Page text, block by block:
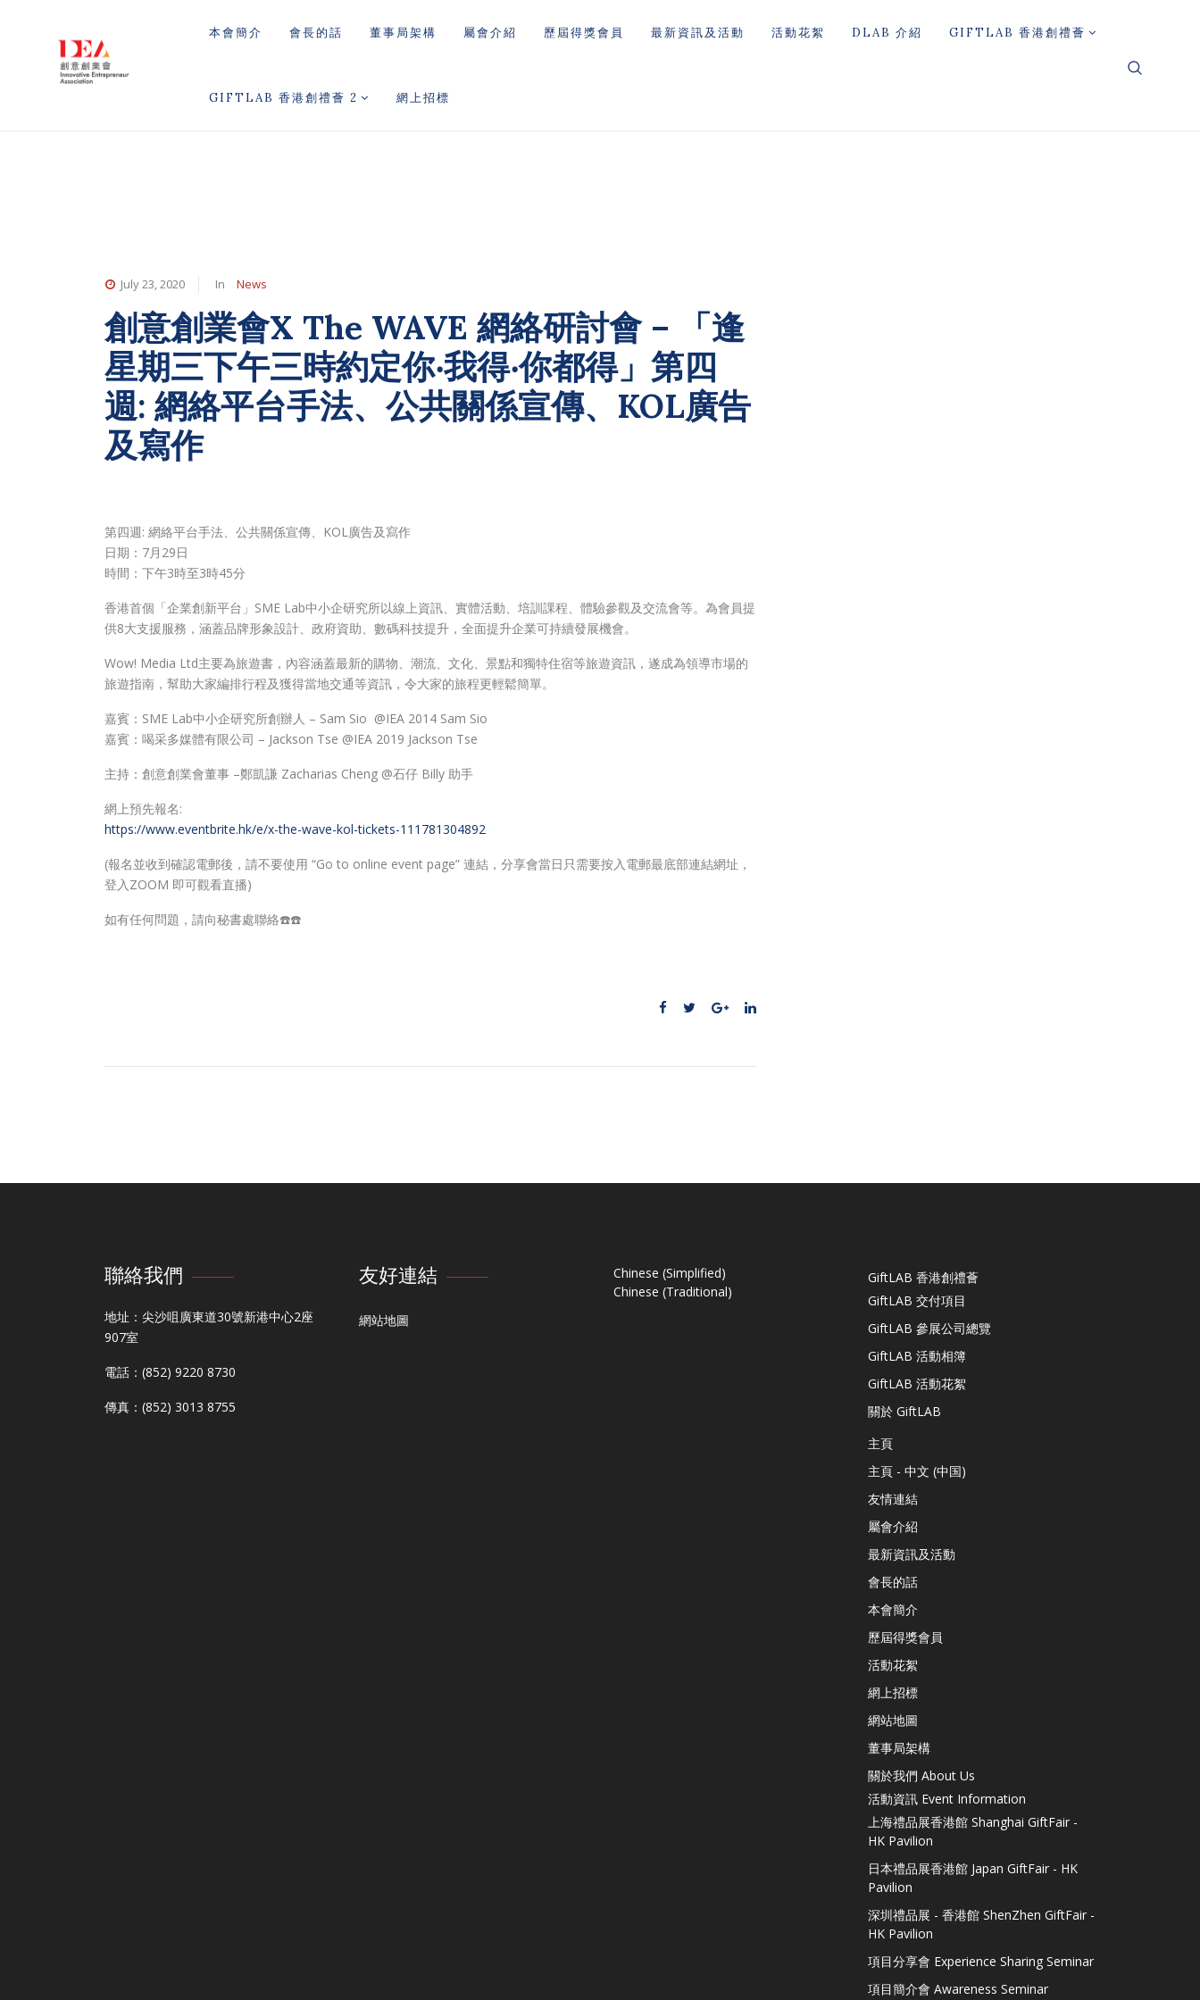
本會簡介 會長的話 董事局架構 屬會介紹 歷屆得獎會員 最新資訊及活動 活動花絮 DLAB 介紹 GIFTLAB 香港創禮薈
GIFTLAB 香港創禮薈 2 網上招標
July 23, 2020 In News
創意創業會X The WAVE 網絡研討會 – 「逢
星期三下午三時約定你‧我得‧你都得」第四
週: 網絡平台手法、公共關係宣傳、KOL廣告
及寫作
第四週: 網絡平台手法、公共關係宣傳、KOL廣告及寫作
日期：7月29日
時間：下午3時至3時45分
香港首個「企業創新平台」SME Lab中小企研究所以線上資訊、實體活動、培訓課程、體驗參觀及交流會等。為會員提
供8大支援服務，涵蓋品牌形象設計、政府資助、數碼科技提升，全面提升企業可持續發展機會。
Wow! Media Ltd主要為旅遊書，內容涵蓋最新的購物、潮流、文化、景點和獨特住宿等旅遊資訊，遂成為領導市場的
旅遊指南，幫助大家編排行程及獲得當地交通等資訊，令大家的旅程更輕鬆簡單。
嘉賓：SME Lab中小企研究所創辦人 – Sam Sio @IEA 2014 Sam Sio
嘉賓：喝采多媒體有限公司 – Jackson Tse @IEA 2019 Jackson Tse
主持：創意創業會董事 –鄭凱謙 Zacharias Cheng @石仔 Billy 助手
網上預先報名:
https://www.eventbrite.hk/e/x-the-wave-kol-tickets-111781304892
(報名並收到確認電郵後，請不要使用 “Go to online event page” 連結，分享會當日只需要按入電郵最底部連結網址，
登入ZOOM 即可觀看直播)
如有任何問題，請向秘書處聯絡☎️☎️
聯絡我們
地址：尖沙咀廣東道30號新港中心2座
907室
電話：(852) 9220 8730
傳真：(852) 3013 8755
友好連結
網站地圖
Chinese (Simplified)
Chinese (Traditional)
GiftLAB 香港創禮薈
GiftLAB 交付項目
GiftLAB 參展公司總覽
GiftLAB 活動相簿
GiftLAB 活動花絮
關於 GiftLAB
主頁
主頁 - 中文 (中国)
友情連結
屬會介紹
最新資訊及活動
會長的話
本會簡介
歷屆得獎會員
活動花絮
網上招標
網站地圖
董事局架構
關於我們 About Us
活動資訊 Event Information
上海禮品展香港館 Shanghai GiftFair -
HK Pavilion
日本禮品展香港館 Japan GiftFair - HK
Pavilion
深圳禮品展 - 香港館 ShenZhen GiftFair -
HK Pavilion
項目分享會 Experience Sharing Seminar
項目簡介會 Awareness Seminar